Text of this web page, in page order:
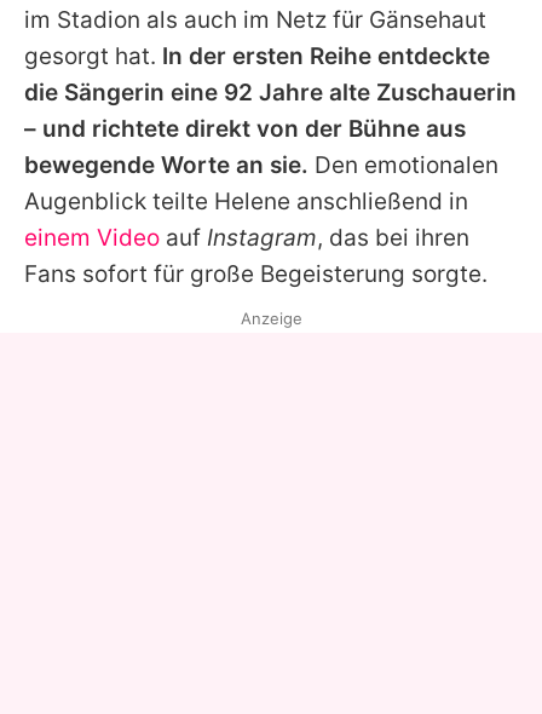
Nutzungsbedingungen
Utiq verwalten
im Stadion als auch im Netz für Gänsehaut
gesorgt hat. In der ersten Reihe entdeckte
die Sängerin eine 92 Jahre alte Zuschauerin
– und richtete direkt von der Bühne aus
bewegende Worte an sie. Den emotionalen
Augenblick teilte Helene anschließend in
einem Video auf Instagram, das bei ihren
Fans sofort für große Begeisterung sorgte.
Anzeige